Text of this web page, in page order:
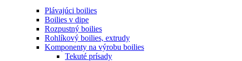
Plávajúci boilies
Boilies v dipe
Rozpustný boilies
Rohlíkový boilies, extrudy
Komponenty na výrobu boilies
Tekuté prísady